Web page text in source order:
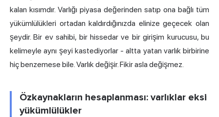
kalan kısımdır. Varlığı piyasa değerinden satıp ona bağlı tüm
yükümlülükleri ortadan kaldırdığınızda elinize geçecek olan
şeydir. Bir ev sahibi, bir hissedar ve bir girişim kurucusu, bu
kelimeyle aynı şeyi kastediyorlar - altta yatan varlık birbirine
hiç benzemese bile. Varlık değişir. Fikir asla değişmez.
Özkaynakların hesaplanması: varlıklar eksi
yükümlülükler